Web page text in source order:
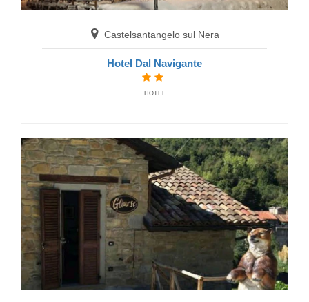
HOTELS
Castelsantangelo sul Nera
Hotel Dal Navigante
HOTEL